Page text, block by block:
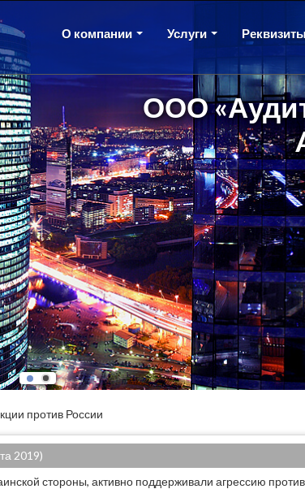
О компании Услуги Реквизиты
ООО
против России
2019)
стороны, активно поддерживали агрессию против